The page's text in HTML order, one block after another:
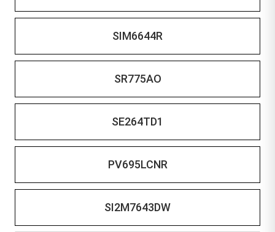
SIM6644R
SR775AO
SE264TD1
PV695LCNR
SI2M7643DW